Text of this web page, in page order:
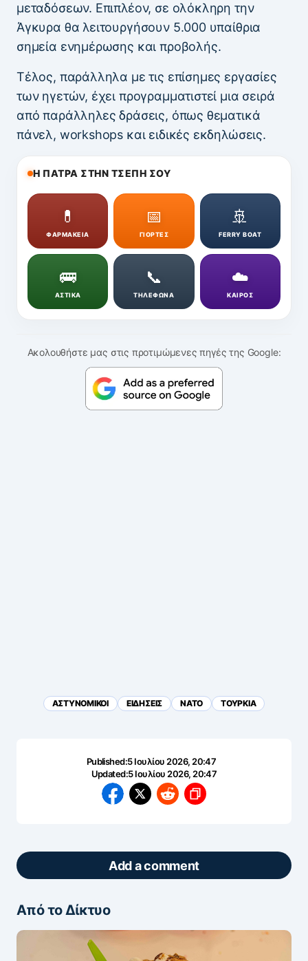
μεταδόσεων. Επιπλέον, σε ολόκληρη την
Άγκυρα θα λειτουργήσουν 5.000 υπαίθρια
σημεία ενημέρωσης και προβολής.
Τέλος, παράλληλα με τις επίσημες εργασίες
των ηγετών, έχει προγραμματιστεί μια σειρά
από παράλληλες δράσεις, όπως θεματικά
πάνελ, workshops και ειδικές εκδηλώσεις.
Η ΠΑΤΡΑ ΣΤΗΝ ΤΣΕΠΗ ΣΟΥ
💊
ΦΑΡΜΑΚΕΙΑ
📅
ΓΙΟΡΤΕΣ
🚢
FERRY BOAT
🚌
ΑΣΤΙΚΑ
📞
ΤΗΛΕΦΩΝΑ
☁️
ΚΑΙΡΟΣ
Ακολουθήστε μας στις προτιμώμενες πηγές της Google:
ΑΣΤΥΝΟΜΙΚΟΙ ΕΙΔΗΣΕΙΣ ΝΑΤΟ ΤΟΥΡΚΙΑ
Published:5 Ιουλίου 2026, 20:47
Updated:5 Ιουλίου 2026, 20:47
Add a comment
ΖΩΝΤΑΝΆ ΣΧΌΛΙΑ
Πάρτε μέρος στη συζήτηση — το σχόλιό σας
ελέγχεται άμεσα από AI (Ελληνικά & Αγγλικά).
Από το Δίκτυο